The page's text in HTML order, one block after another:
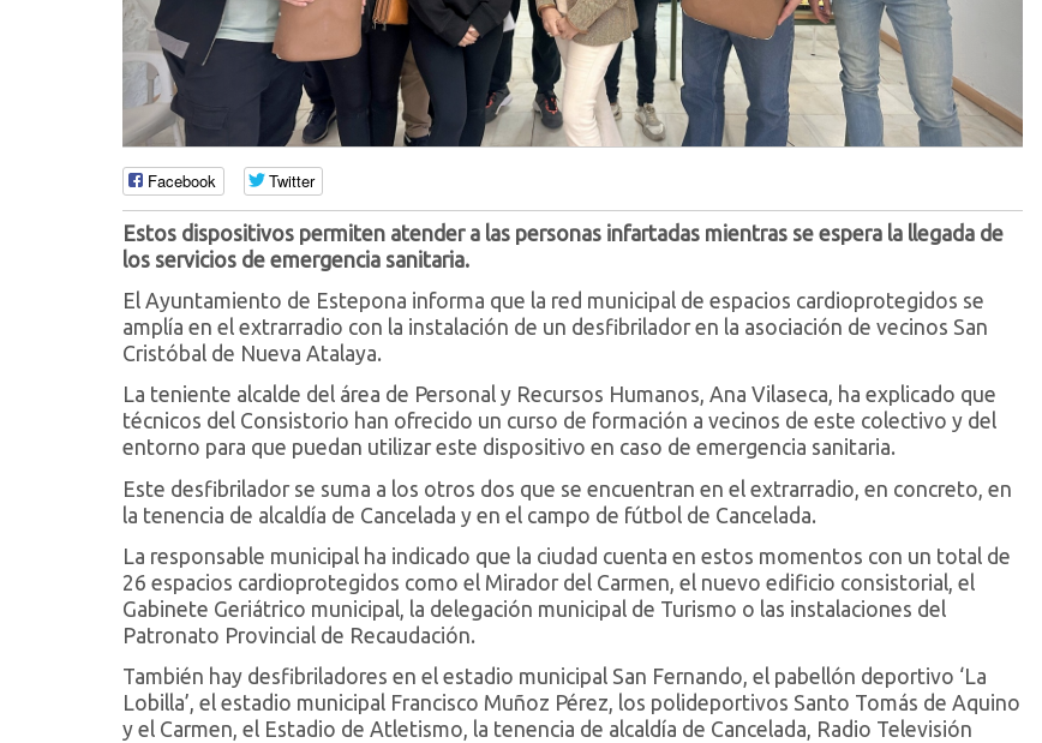
Facebook Twitter
Estos dispositivos permiten atender a las personas infartadas mientras se espera la llegada de
los servicios de emergencia sanitaria.
El Ayuntamiento de Estepona informa que la red municipal de espacios cardioprotegidos se
amplía en el extrarradio con la instalación de un desfibrilador en la asociación de vecinos San
Cristóbal de Nueva Atalaya.
La teniente alcalde del área de Personal y Recursos Humanos, Ana Vilaseca, ha explicado que
técnicos del Consistorio han ofrecido un curso de formación a vecinos de este colectivo y del
entorno para que puedan utilizar este dispositivo en caso de emergencia sanitaria.
Este desfibrilador se suma a los otros dos que se encuentran en el extrarradio, en concreto, en
la tenencia de alcaldía de Cancelada y en el campo de fútbol de Cancelada.
La responsable municipal ha indicado que la ciudad cuenta en estos momentos con un total de
26 espacios cardioprotegidos como el Mirador del Carmen, el nuevo edificio consistorial, el
Gabinete Geriátrico municipal, la delegación municipal de Turismo o las instalaciones del
Patronato Provincial de Recaudación.
También hay desfibriladores en el estadio municipal San Fernando, el pabellón deportivo ‘La
Lobilla’, el estadio municipal Francisco Muñoz Pérez, los polideportivos Santo Tomás de Aquino
y el Carmen, el Estadio de Atletismo, la tenencia de alcaldía de Cancelada, Radio Televisión